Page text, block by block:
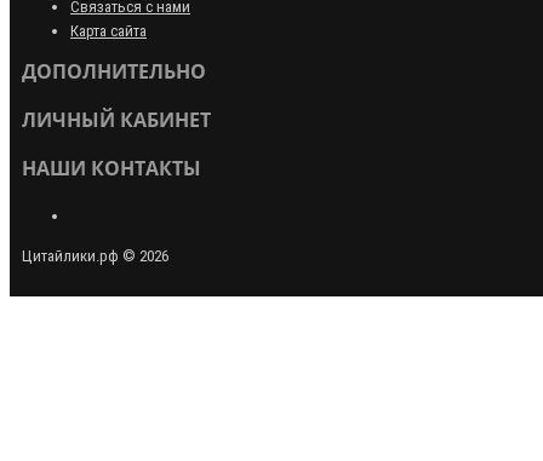
Связаться с нами
Карта сайта
ДОПОЛНИТЕЛЬНО
ЛИЧНЫЙ КАБИНЕТ
НАШИ КОНТАКТЫ
Цитайлики.рф © 2026